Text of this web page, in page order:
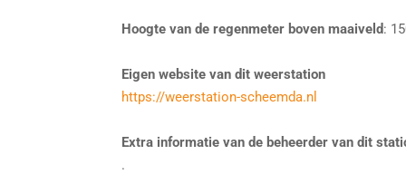
Hoogte van de regenmeter boven maaiveld:
Eigen website van dit weerstation
https://weerstation-scheemda.nl
Extra informatie van de beheerder van dit
.